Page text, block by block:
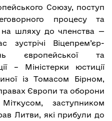
Союзу, поступ
процесу та
на шляху до членства —
Віцепрем’єр-
європейської та
– Міністерки юстиції
із Томасом Бірном,
Європи та оборони
заступником
Литви, які прибули до